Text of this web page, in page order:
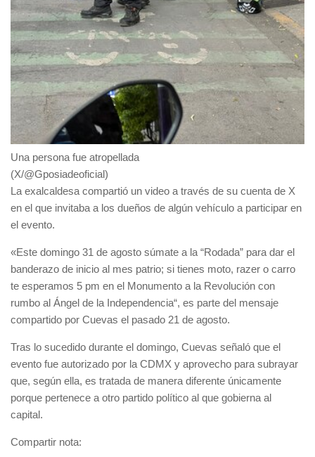
Una persona fue atropellada
(X/@Gposiadeoficial)
La exalcaldesa compartió un video a través de su cuenta de X
en el que invitaba a los dueños de algún vehículo a participar en
el evento.
«Este domingo 31 de agosto súmate a la “Rodada” para dar el
banderazo de inicio al mes patrio; si tienes moto, razer o carro
te esperamos 5 pm en el Monumento a la Revolución con
rumbo al Ángel de la Independencia“, es parte del mensaje
compartido por Cuevas el pasado 21 de agosto.
Tras lo sucedido durante el domingo, Cuevas señaló que el
evento fue autorizado por la CDMX y aprovecho para subrayar
que, según ella, es tratada de manera diferente únicamente
porque pertenece a otro partido político al que gobierna al
capital.
Compartir nota: